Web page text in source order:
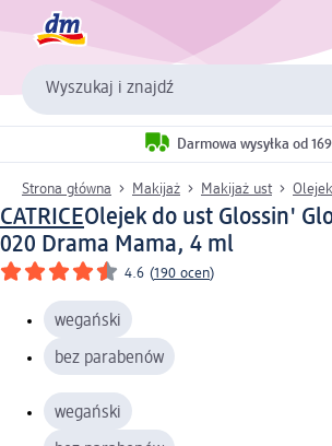
Wyszukaj i znajdź
Darmowa wysyłka od 169
Strona główna Makijaż Makijaż ust
CATRICEOlejek do ust Glossin'
020 Drama Mama, 4 ml
4.6 (190 ocen)
wegański
bez parabenów
wegański